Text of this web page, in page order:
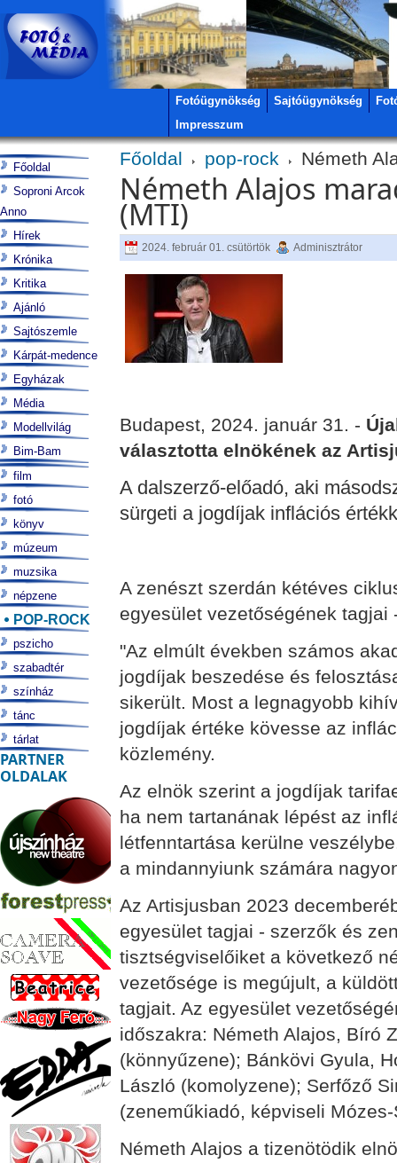
Fotóügynökség Sajtóügynökség
Impresszum
Főoldal pop-rock Németh
Németh Alajos
(MTI)
2024. február 01. csütörtök Adminisztrátor
Budapest, 2024. január 31. -
választotta elnökének az
A dalszerző-előadó, aki
sürgeti a jogdíjak inflációs
A zenészt szerdán kétéves
egyesület vezetőségének
"Az elmúlt években számos
jogdíjak beszedése és
sikerült. Most a legnagyobb
jogdíjak értéke kövesse az
közlemény.
Az elnök szerint a jogdíjak
ha nem tartanának lépést az
létfenntartása kerülne
a mindannyiunk számára
Az Artisjusban 2023
egyesület tagjai - szerzők és
tisztségviselőiket a következő
vezetősége is megújult, a
tagjait. Az egyesület
időszakra: Németh Alajos, Bíró
(könnyűzene); Bánkövi Gyula,
László (komolyzene); Serfőző
(zeneműkiadó, képviseli
Németh Alajos a tizenötödik
Főoldal
Soproni Arcok
Anno
Hírek
Krónika
Kritika
Ajánló
Sajtószemle
Kárpát-medence
Egyházak
Média
Modellvilág
Bim-Bam
film
fotó
könyv
múzeum
muzsika
népzene
POP-ROCK
pszicho
szabadtér
színház
tánc
tárlat
PARTNER
OLDALAK